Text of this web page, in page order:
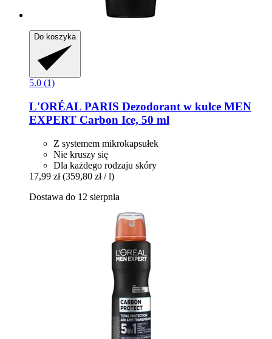
Do koszyka
5.0 (1)
L'ORÉAL PARIS Dezodorant w kulce MEN
EXPERT Carbon Ice, 50 ml
Z systemem mikrokapsułek
Nie kruszy się
Dla każdego rodzaju skóry
17,99 zł (359,80 zł / l)
Dostawa do 12 sierpnia